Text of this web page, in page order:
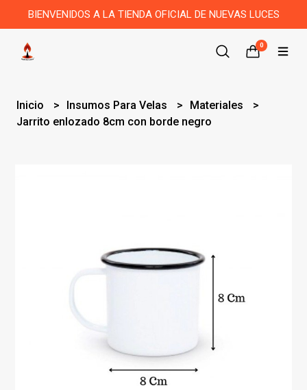
BIENVENIDOS A LA TIENDA OFICIAL DE NUEVAS LUCES
0
Inicio Insumos Para Velas
Materiales
Jarrito enlozado 8cm con borde negro